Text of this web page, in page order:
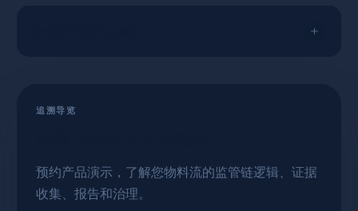
追溯导览
预约产品演示，了解您物料流的监管链逻辑、证据
收集、报告和治理。